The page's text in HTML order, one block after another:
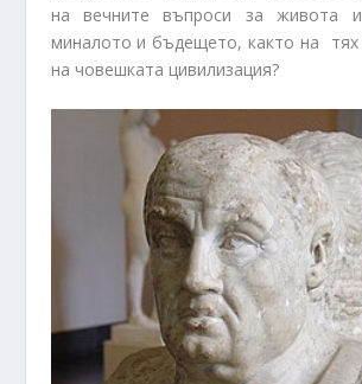
на вечните въпроси за живота
миналото и бъдещето, както на
на човешката цивилизация?